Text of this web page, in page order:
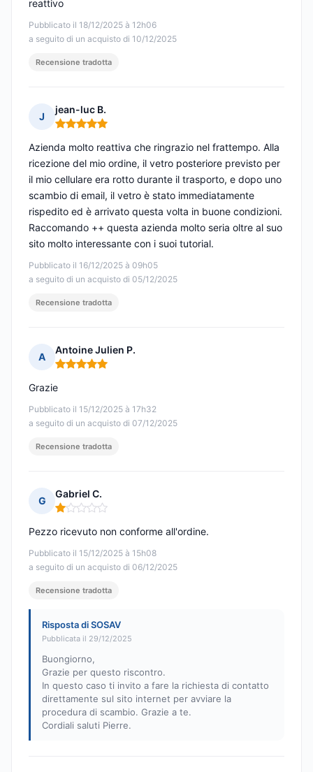
Pubblicato il 18/12/2025 à 12h06
a seguito di un acquisto di 10/12/2025
reattivo
Recensione tradotta
J
jean-luc B.
Nota: 5 su 5
Pubblicato il 16/12/2025 à 09h05
a seguito di un acquisto di 05/12/2025
Azienda molto reattiva che ringrazio nel frattempo. Alla
ricezione del mio ordine, il vetro posteriore previsto per
il mio cellulare era rotto durante il trasporto, e dopo uno
scambio di email, il vetro è stato immediatamente
rispedito ed è arrivato questa volta in buone condizioni.
Raccomando ++ questa azienda molto seria oltre al suo
sito molto interessante con i suoi tutorial.
Recensione tradotta
A
Antoine Julien P.
Nota: 5 su 5
Pubblicato il 15/12/2025 à 17h32
a seguito di un acquisto di 07/12/2025
Grazie
Recensione tradotta
G
Gabriel C.
Nota: 1 su 5
Pubblicato il 15/12/2025 à 15h08
a seguito di un acquisto di 06/12/2025
Pezzo ricevuto non conforme all'ordine.
Recensione tradotta
Risposta di SOSAV
Pubblicata il 29/12/2025
Buongiorno,
Grazie per questo riscontro.
In questo caso ti invito a fare la richiesta di contatto
direttamente sul sito internet per avviare la
procedura di scambio. Grazie a te.
Cordiali saluti Pierre.